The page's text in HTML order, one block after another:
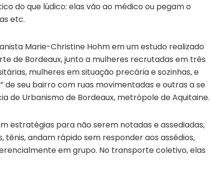
do que lúdico: elas vão ao médico ou pegam o
etc.
Marie-Christine Hohm em um estudo realizado
de Bordeaux, junto a mulheres recrutadas em três
mulheres em situação precária e sozinhas, e
de seu bairro com ruas movimentadas e outras a se
de Urbanismo de Bordeaux, metrópole de Aquitaine.
estratégias para não serem notadas e assediadas,
tênis, andam rápido sem responder aos assédios,
em grupo. No transporte coletivo, elas